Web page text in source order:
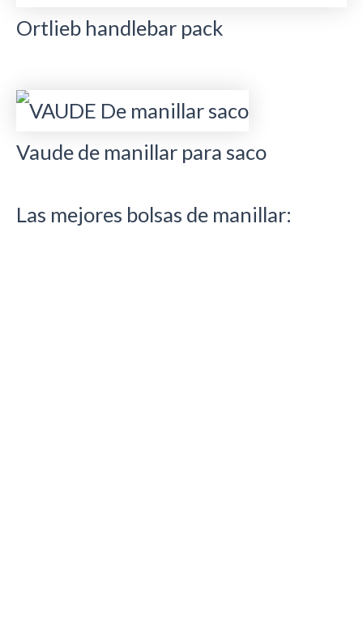
Ortlieb handlebar pack
Vaude de manillar para saco
Las mejores bolsas de manillar: